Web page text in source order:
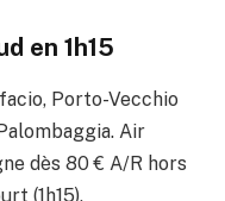
en 1h15
Porto-Vecchio
Air
dès 80 € A/R hors
(1h15),